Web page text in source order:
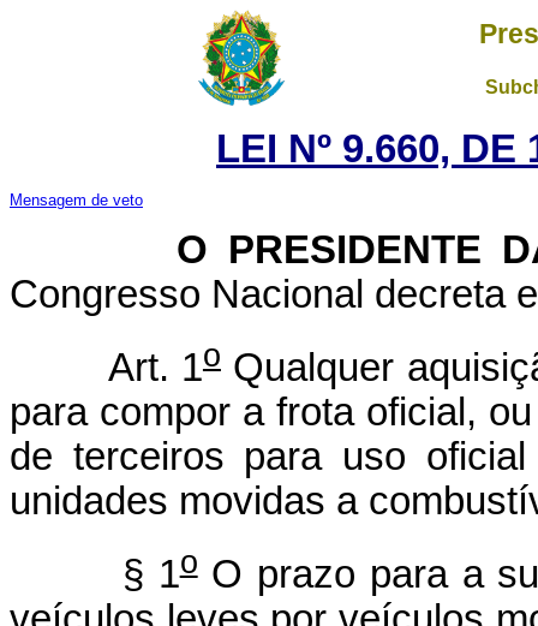
LEI Nº 9.660, DE
Mensagem de veto
O PRESIDENTE DA
Congresso Nacional decreta
Art. 1oQualquer
para compor a frota oficial,
de terceiros para uso
unidades movidas a
§ 1oO prazo para a